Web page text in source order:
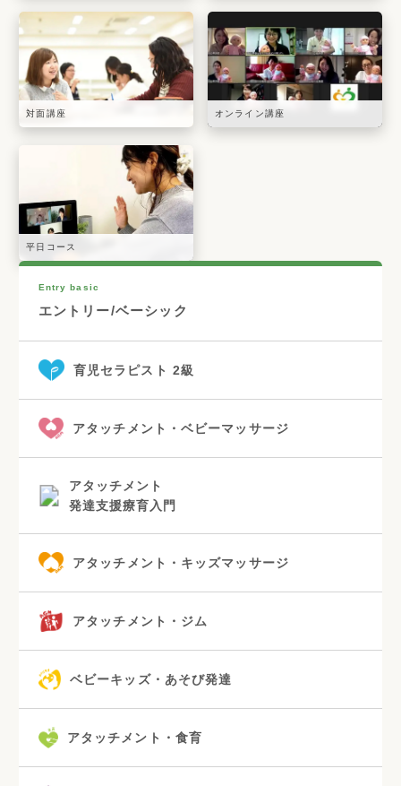
対面講座 オンライン講座
平日コース
Entry basic
エントリー/ベーシック
育児セラピスト 2級
アタッチメント・ベビーマッサージ
アタッチメント
発達支援療育入門
アタッチメント・キッズマッサージ
アタッチメント・ジム
ベビーキッズ・あそび発達
アタッチメント・食育